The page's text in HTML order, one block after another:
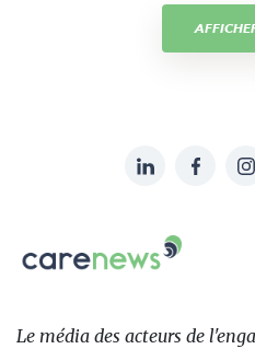
sur:
LinkedIn
Carenews,
Le
des
Le média des acteurs de